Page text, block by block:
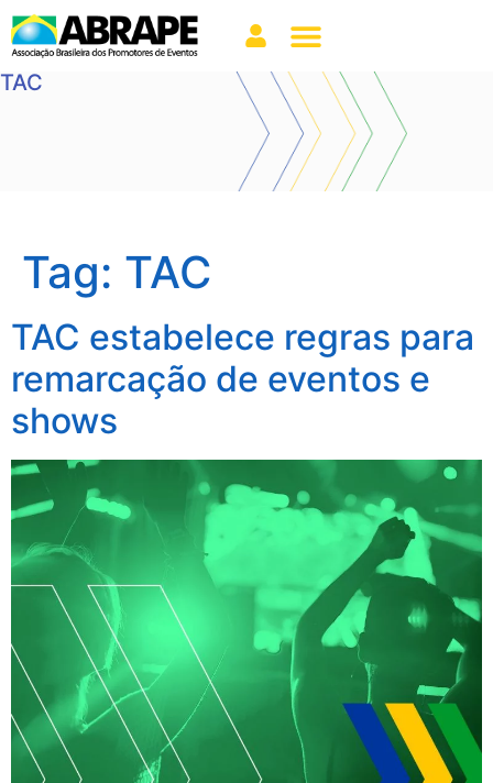
TAC
Tag: TAC
TAC estabelece regras para
remarcação de eventos e
shows